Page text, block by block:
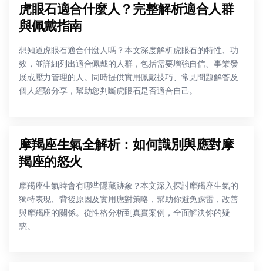
虎眼石適合什麼人？完整解析適合人群
與佩戴指南
想知道虎眼石適合什麼人嗎？本文深度解析虎眼石的特性、功
效，並詳細列出適合佩戴的人群，包括需要增強自信、事業發
展或壓力管理的人。同時提供實用佩戴技巧、常見問題解答及
個人經驗分享，幫助您判斷虎眼石是否適合自己。
摩羯座生氣全解析：如何識別與應對摩
羯座的怒火
摩羯座生氣時會有哪些隱藏跡象？本文深入探討摩羯座生氣的
獨特表現、背後原因及實用應對策略，幫助你避免踩雷，改善
與摩羯座的關係。從性格分析到真實案例，全面解決你的疑
惑。